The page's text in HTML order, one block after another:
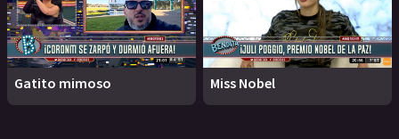
Gatito mimoso Miss Nobel